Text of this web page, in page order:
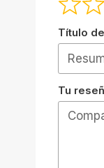
Título
Tu